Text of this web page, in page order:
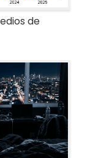
de